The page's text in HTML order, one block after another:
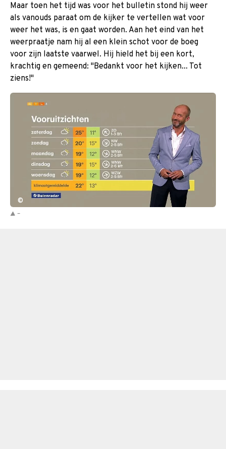
Maar toen het tijd was voor het bulletin stond hij weer
als vanouds paraat om de kijker te vertellen wat voor
weer het was, is en gaat worden. Aan het eind van het
weerpraatje nam hij al een klein schot voor de boeg
voor zijn laatste vaarwel. Hij hield het bij een kort,
krachtig en gemeend: "Bedankt voor het kijken... Tot
ziens!"
©
-